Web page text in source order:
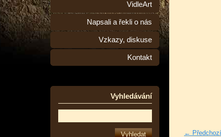
VidleArt
Napsali a řekli o nás
Vzkazy, diskuse
Kontakt
Vyhledávání
← Předchozí